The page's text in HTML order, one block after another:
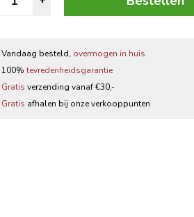
Zwarte thee
Bourbon
Vandaag besteld, overmogen in huis
100%tevredenheidsgarantie
Gratis verzending vanaf €30,-
Gratis afhalen bij onze verkooppunten